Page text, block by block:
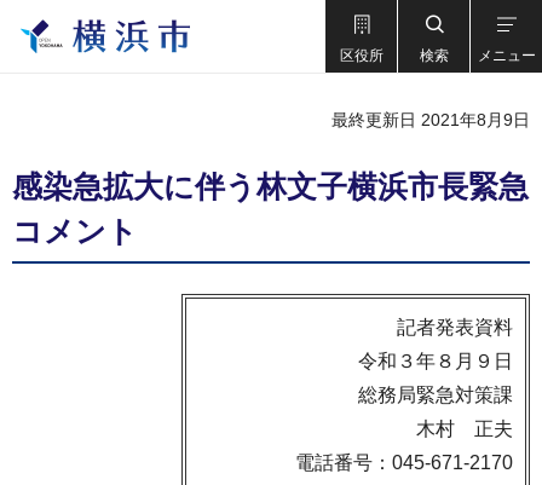
区役所 検索 メニュー
最終更新日 2021年8月9日
感染急拡大に伴う林文子横浜市長緊急
コメント
記者発表資料
令和３年８月９日
総務局緊急対策課
木村 正夫
電話番号：045-671-2170